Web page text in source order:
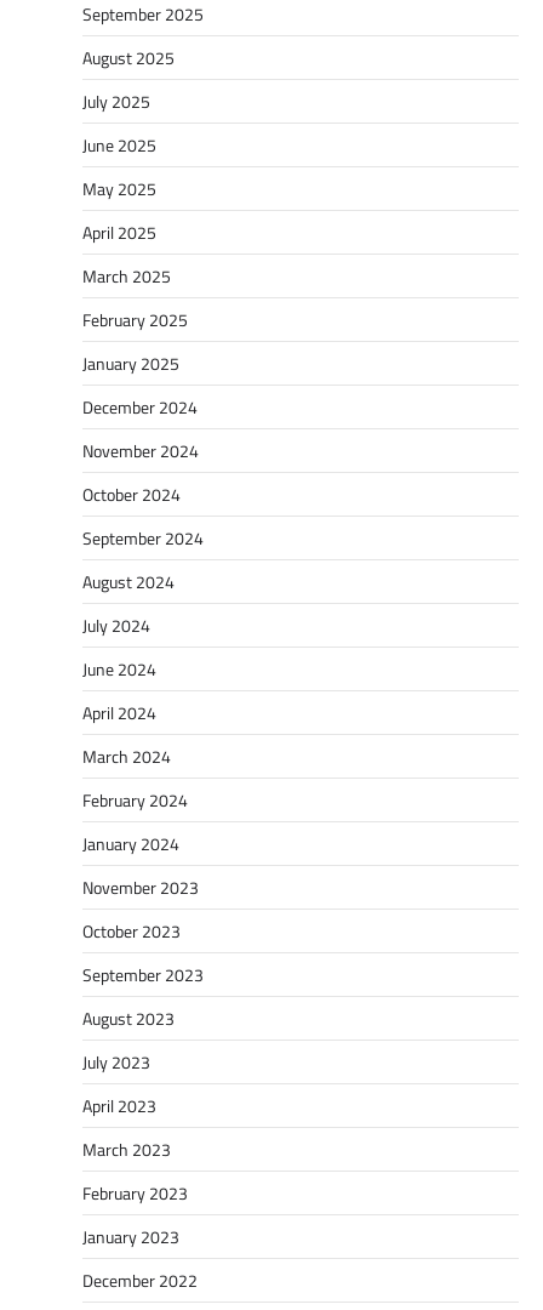
September 2025
August 2025
July 2025
June 2025
May 2025
April 2025
March 2025
February 2025
January 2025
December 2024
November 2024
October 2024
September 2024
August 2024
July 2024
June 2024
April 2024
March 2024
February 2024
January 2024
November 2023
October 2023
September 2023
August 2023
July 2023
April 2023
March 2023
February 2023
January 2023
December 2022